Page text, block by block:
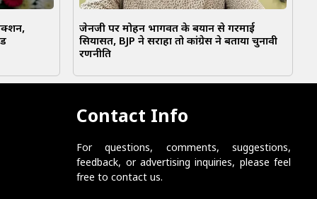
जेनजी पर मोहन भागवत के बयान से गरमाई
सियासत, BJP ने सराहा तो कांग्रेस ने बताया चुनावी
रणनीति
Contact Info
For questions, comments, suggestions,
feedback, or advertising inquiries, please feel
free to contact us.